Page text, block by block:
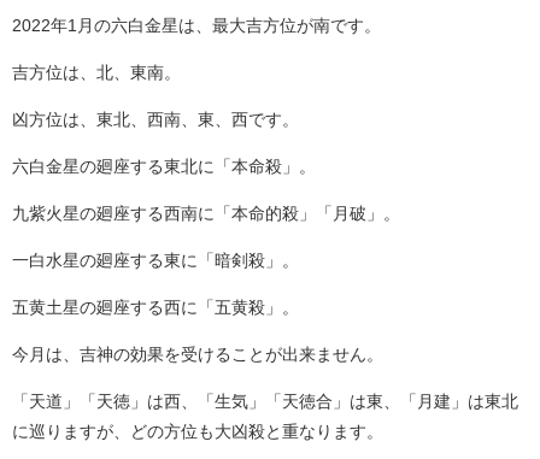
2022年1月の六白金星は、最大吉方位が南です。
吉方位は、北、東南。
凶方位は、東北、西南、東、西です。
六白金星の廻座する東北に「本命殺」。
九紫火星の廻座する西南に「本命的殺」「月破」。
一白水星の廻座する東に「暗剣殺」。
五黄土星の廻座する西に「五黄殺」。
今月は、吉神の効果を受けることが出来ません。
「天道」「天徳」は西、「生気」「天徳合」は東、「月建」は東北
に巡りますが、どの方位も大凶殺と重なります。